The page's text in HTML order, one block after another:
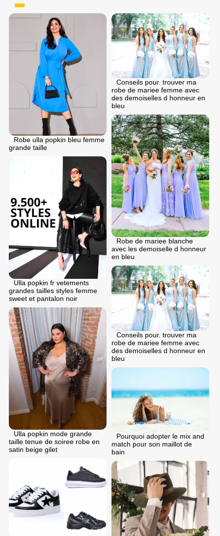
Robe ulla popkin bleu femme
grande taille
Conseils pour. trouver ma
robe de mariee femme avec
des demoiselles d honneur en
bleu
Robe de mariee blanche
avec les demoiselle d honneur
en bleu
Ulla popkin fr vetements
grandes tailles styles femme
sweet et pantalon noir
Conseils pour. trouver ma
robe de mariee femme avec
des demoiselles d honneur en
bleu
Ulla popkin mode grande
taille tenue de soiree robe en
satin beige gilet
Pourquoi adopter le mix and
match pour son maillot de
bain